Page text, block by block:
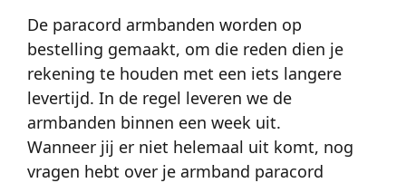
De paracord armbanden worden op
bestelling gemaakt, om die reden dien je
rekening te houden met een iets langere
levertijd. In de regel leveren we de
armbanden binnen een week uit.
Wanneer jij er niet helemaal uit komt, nog
vragen hebt over je armband paracord